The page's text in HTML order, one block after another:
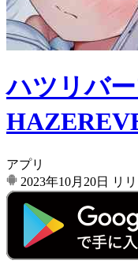
ハツリバ
アプリ
2023年10月20日
リ